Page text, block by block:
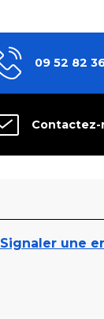
09 52 82
Contactez-
Signaler une